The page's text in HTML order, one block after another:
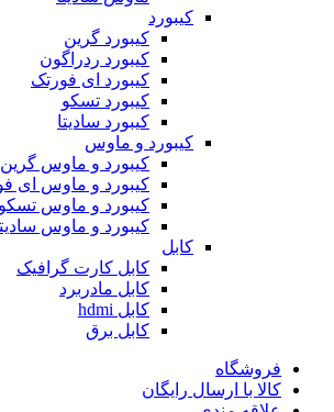
کیبورد
کیبورد گرین
کیبورد ردراگون
کیبورد ای فورتک
کیبورد تسکو
کیبورد سادیتا
کیبورد و ماوس
کیبورد و ماوس گرین
کیبورد و ماوس ای
کیبورد و ماوس تسکو
کیبورد و ماوس
کابل
کابل کارت گرافیک
کابل مادربرد
کابل hdmi
کابل برق
فروشگاه
کالا با ارسال رایگان